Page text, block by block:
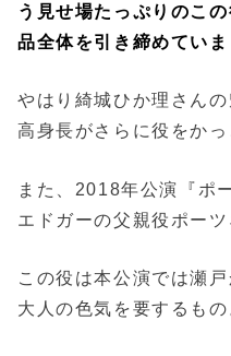
う見せ場たっぷりのこ
品全体を引き締めていま
やはり綺城ひか理さん
高身長がさらに役をか
また、2018年公演『ポ
エドガーの父親役ポー
この役は本公演では瀬
大人の色気を要するもの